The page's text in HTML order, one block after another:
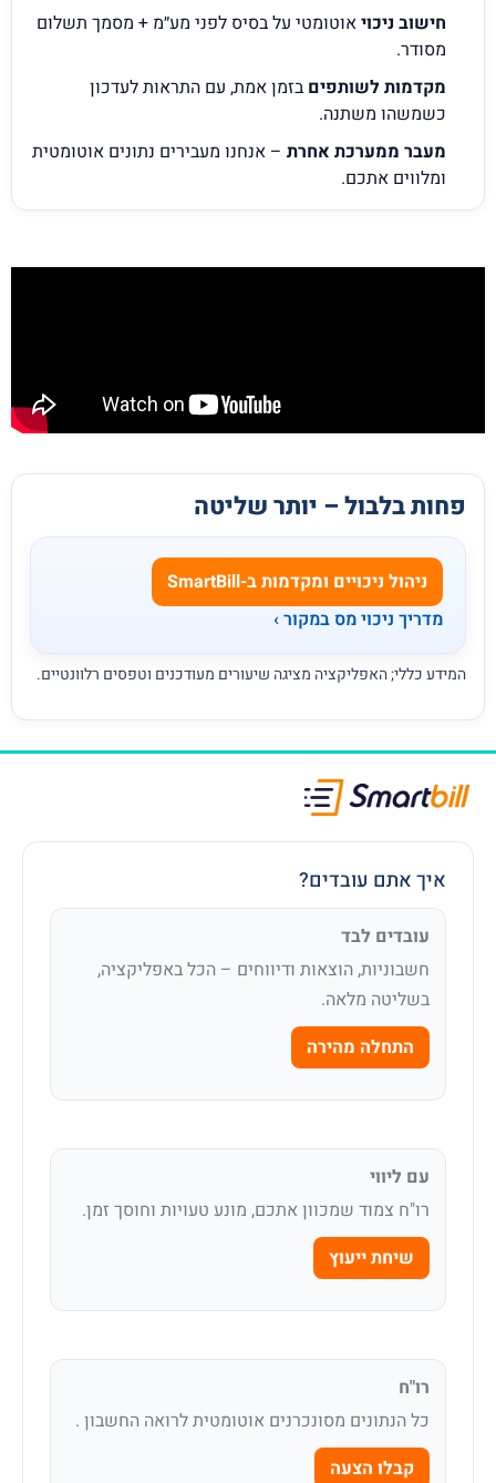
חישוב ניכויאוטומטי על בסיס לפני מע״מ + מסמך תשלום
מסודר.
מקדמות לשותפים בזמן אמת, עם התראות לעדכון
כשמשהו משתנה.
מעבר ממערכת אחרת – אנחנו מעבירים נתונים אוטומטית
ומלווים אתכם.
פחות בלבול – יותר שליטה
ניהול ניכויים ומקדמות ב-SmartBill
מדריך ניכוי מס במקור ›
המידע כללי; האפליקציה מציגה שיעורים מעודכנים וטפסים רלוונטיים.
איך אתם עובדים?
עובדים לבד
חשבוניות, הוצאות ודיווחים – הכל באפליקציה,
בשליטה מלאה.
התחלה מהירה
עם ליווי
רו"ח צמוד שמכוון אתכם, מונע טעויות וחוסך זמן.
שיחת ייעוץ
רו"ח
כל הנתונים מסונכרנים אוטומטית לרואה החשבון .
קבלו הצעה